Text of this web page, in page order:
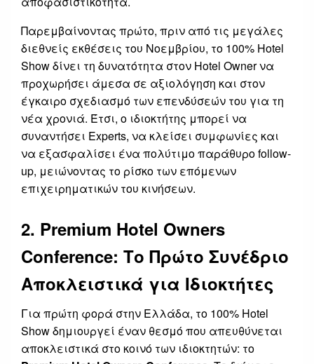
Παρεμβαίνοντας πρώτο, πριν από τις μεγάλες
διεθνείς εκθέσεις του Νοεμβρίου, το 100% Hotel
Show δίνει τη δυνατότητα στον Hotel Owner να
προχωρήσει άμεσα σε αξιολόγηση και στον
έγκαιρο σχεδιασμό των επενδύσεών του για τη
νέα χρονιά. Έτσι, ο ιδιοκτήτης μπορεί να
συναντήσει Experts, να κλείσει συμφωνίες και
να εξασφαλίσει ένα πολύτιμο παράθυρο follow-
up, μειώνοντας το ρίσκο των επόμενων
επιχειρηματικών του κινήσεων.
2. Premium Hotel Owners
Conference: Το Πρώτο Συνέδριο
Αποκλειστικά για Ιδιοκτήτες
Για πρώτη φορά στην Ελλάδα, το 100% Hotel
Show δημιουργεί έναν θεσμό που απευθύνεται
αποκλειστικά στο κοινό των ιδιοκτητών: το